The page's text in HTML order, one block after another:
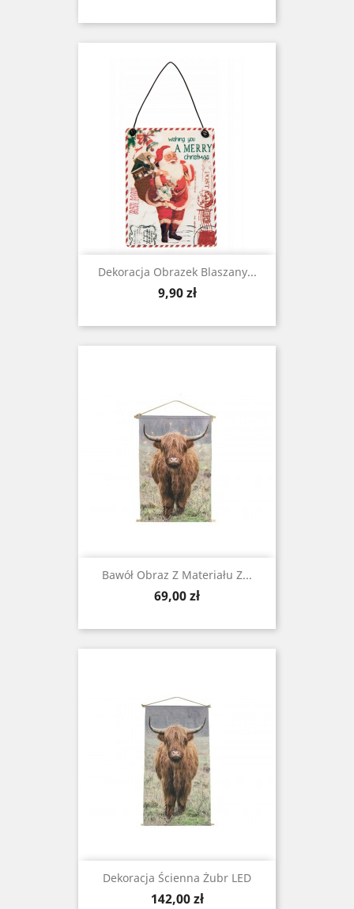
Dekoracja Obrazek Blaszany...
Cena
9,90 zł
Bawół Obraz Z Materiału Z...
Cena
69,00 zł
Dekoracja Ścienna Żubr LED
Cena
142,00 zł